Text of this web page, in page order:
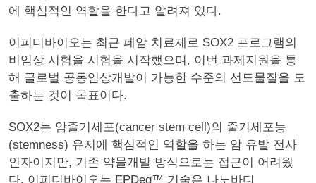
에 핵심적인 역할을 한다고 알려져 있다.
이피디바이오는 최근 폐암 치료제로 SOX2 프로그램의
비임상 시험을 시험을 시작했으며, 이번 과제지원을 통
해 글로벌 공동임상개발이 가능한 수준의 선도물질을 도
출하는 것이 목표이다.
SOX2는 암줄기세포(cancer stem cell)의 줄기세포능
(stemness) 유지에 핵심적인 역할을 하는 암 유발 전사
인자이지만, 기존 약물개발 방식으로는 접근이 어려웠
다. 이피디바이오는 EPDeg™ 기술은 나노바디